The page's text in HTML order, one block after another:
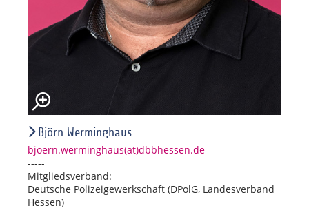
Björn Werminghaus
bjoern.werminghaus(at)dbbhessen.de
-----
Mitgliedsverband:
Deutsche Polizeigewerkschaft (DPolG, Landesverband
Hessen)